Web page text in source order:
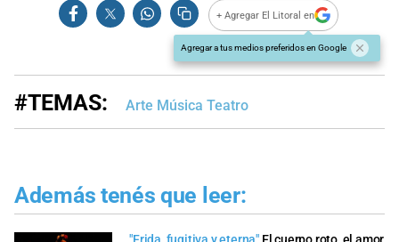
+ Agregar El Litoral en
Agregar a tus medios preferidos en Google
#TEMAS: Arte Música Teatro
Además tenés que leer: